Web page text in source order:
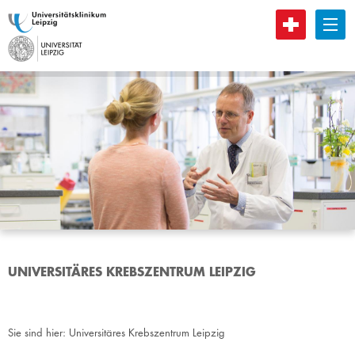
B
UNIVERSITÄRES KREBSZENTRUM LEIPZIG
Sie sind hier: Universitäres Krebszentrum Leipzig